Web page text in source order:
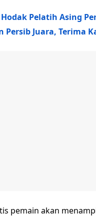
Pelatih Asing
Persib Juara, Terima
pemain akan